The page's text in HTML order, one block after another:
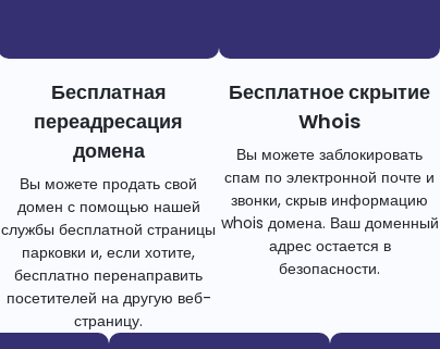
Бесплатная
переадресация
домена
Вы можете продать свой
домен с помощью нашей
службы бесплатной страницы
парковки и, если хотите,
бесплатно перенаправить
посетителей на другую веб-
страницу.
Бесплатное скрытие
Whois
Вы можете заблокировать
спам по электронной почте и
звонки, скрыв информацию
whois домена. Ваш доменный
адрес остается в
безопасности.